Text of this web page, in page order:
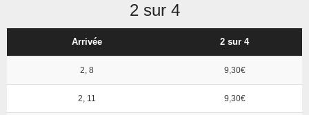
2 sur 4
Arrivée 2 sur 4
2, 8 9,30€
2, 11 9,30€